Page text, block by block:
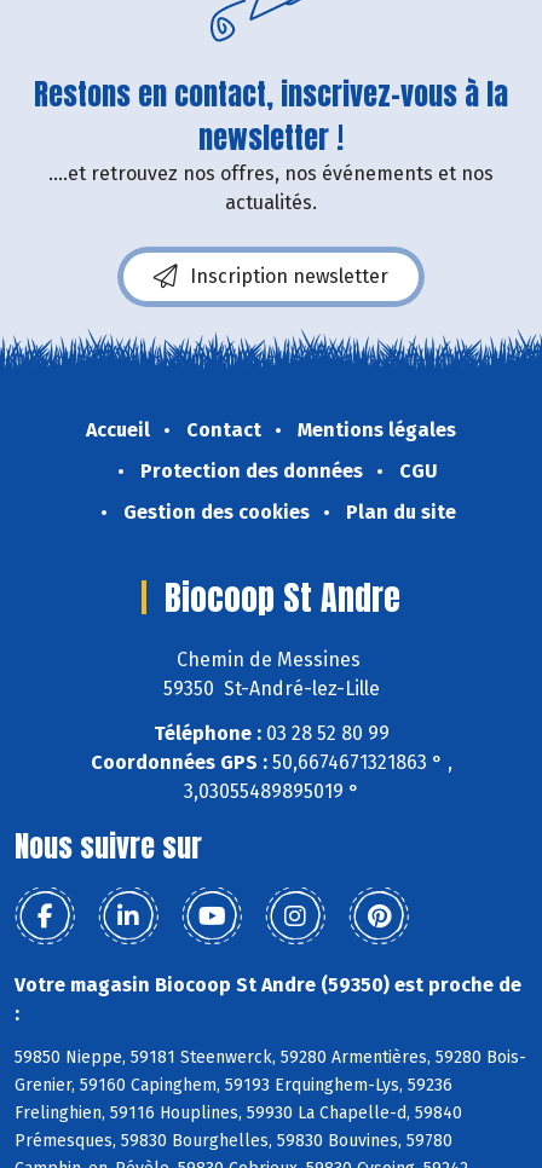
Restons en contact, inscrivez-vous à la
newsletter !
....et retrouvez nos offres, nos événements et nos
actualités.
Inscription newsletter
Accueil Contact
Mentions légales
Protection des données
CGU
Gestion des cookies
Plan du site
Biocoop St Andre
Chemin de Messines
59350 St-André-lez-Lille
Téléphone :03 28 52 80 99
Coordonnées GPS :50,6674671321863 ° ,
3,03055489895019 °
Nous suivre sur
Votre magasin Biocoop St Andre (59350) est proche de
:
59850 Nieppe, 59181 Steenwerck, 59280 Armentières, 59280 Bois-
Grenier, 59160 Capinghem, 59193 Erquinghem-Lys, 59236
Frelinghien, 59116 Houplines, 59930 La Chapelle-d, 59840
Prémesques, 59830 Bourghelles, 59830 Bouvines, 59780